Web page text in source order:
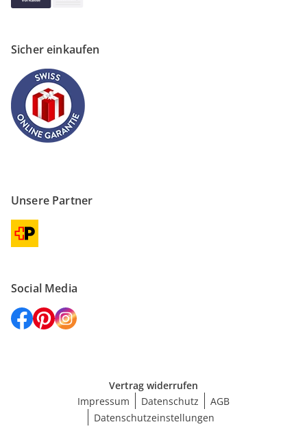
Sicher einkaufen
Unsere Partner
Social Media
Vertrag widerrufen
Impressum
Datenschutz
AGB
Datenschutzeinstellungen